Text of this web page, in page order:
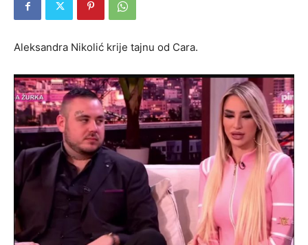
Aleksandra Nikolić krije tajnu od Cara.